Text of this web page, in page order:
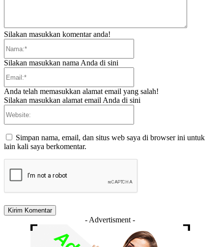
Silakan masukkan komentar anda!
Silakan masukkan nama Anda di sini
Anda telah memasukkan alamat email yang salah!
Silakan masukkan alamat email Anda di sini
Simpan nama, email, dan situs web saya di browser ini untuk
lain kali saya berkomentar.
- Advertisment -